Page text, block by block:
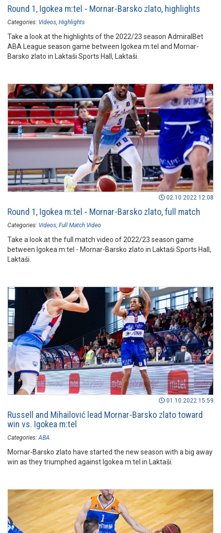
Round 1, Igokea m:tel - Mornar-Barsko zlato, highlights
Categories: Videos Highlights
Take a look at the highlights of the 2022/23 season AdmiralBet
ABA League season game between Igokea m:tel and Mornar-
Barsko zlato in Laktaši Sports Hall, Laktaši.
02.10.2022 12:08
Round 1, Igokea m:tel - Mornar-Barsko zlato, full match
Categories: Videos Full Match Video
Take a look at the full match video of 2022/23 season game
between Igokea m:tel - Mornar-Barsko zlato in Laktaši Sports Hall,
Laktaši.
01.10.2022 15:59
Russell and Mihailović lead Mornar-Barsko zlato toward
win vs. Igokea m:tel
Categories: ABA
Mornar-Barsko zlato have started the new season with a big away
win as they triumphed against Igokea m:tel in Laktaši.